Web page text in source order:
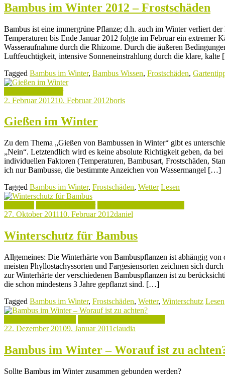
Bambus im Winter 2012 – Frostschäden
Bambus ist eine immergrüne Pflanze; d.h. auch im Winter verliert
Temperaturen bis Ende Januar 2012 folgte im Februar ein extremer
Wasseraufnahme durch die Rhizome. Durch die äußeren
Luftfeuchtigkeit, intensive Sonneneinstrahlung durch die klare,
Tagged Bambus im Winter, Bambus Wissen, Frostschäden,
2. Februar 201210. Februar 2012boris
Gießen im Winter
Zu dem Thema „Gießen von Bambussen in Winter“ gibt es
„Nein“. Letztendlich wird es keine absolute Richtigkeit geben, da
individuellen Faktoren (Temperaturen, Bambusart, Frostschäden,
ich nur Bambusse, die bestimmte Anzeichen von Wassermangel […]
Tagged Bambus im Winter, Frostschäden, Wetter Lesen
27. Oktober 201110. Februar 2012daniel
Winterschutz für Bambus
Allgemeines: Die Winterhärte von Bambuspflanzen ist abhängig
meisten Phyllostachyssorten und Fargesiensorten zeichnen sich
zur Winterhärte der verschiedenen Bambuspflanzen ist zu
die schon mindestens 3 Jahre gepflanzt sind. […]
Tagged Bambus im Winter, Frostschäden, Wetter, Winterschutz Lesen
22. Dezember 20109. Januar 2011claudia
Bambus im Winter – Worauf ist zu
Sollte Bambus im Winter zusammen gebunden werden?